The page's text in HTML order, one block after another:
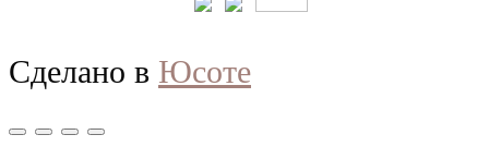
Сделано в Юсоте